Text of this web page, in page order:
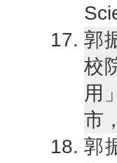
郭
校
用
市
郭